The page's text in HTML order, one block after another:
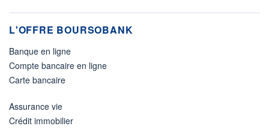
L'OFFRE BOURSOBANK
Banque en ligne
Compte bancaire en ligne
Carte bancaire
Assurance vie
Crédit immobilier